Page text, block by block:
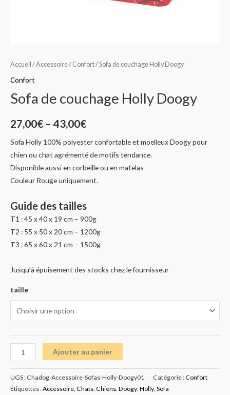
Accueil /Accessoire/ Confort/ Sofa de couchage Holly Doogy
Confort
Sofa de couchage Holly Doogy
27,00€ –43,00€
Sofa Holly 100% polyester confortable et moelleux Doogy pour
chien ou chat agrémenté de motifs tendance.
Disponible aussi en corbeille ou en matelas
Couleur Rouge uniquement.
Guide des tailles
T1 : 45 x 40 x 19 cm – 900g
T2 : 55 x 50 x 20 cm – 1200g
T3 : 65 x 60 x 21 cm – 1500g
Jusqu’à épuisement des stocks chez le fournisseur
taille
Ajouter au panier
UGS : Chadog-Accessoire-Sofas-Holly-Doogy01 Catégorie :Confort
Étiquettes :Accessoire Chats Chiens Doogy Holly Sofa